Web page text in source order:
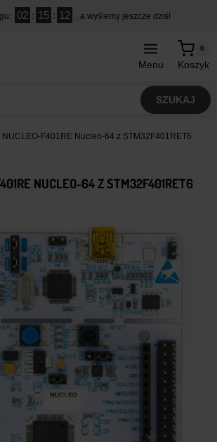
02 : 15 : 11 , a wyślemy jeszcze dziś!
Menu Koszyk
0
SZUKAJ
NUCLEO-F401RE Nucleo-64 z STM32F401RET6
NUCLEO-64 Z STM32F401RET6